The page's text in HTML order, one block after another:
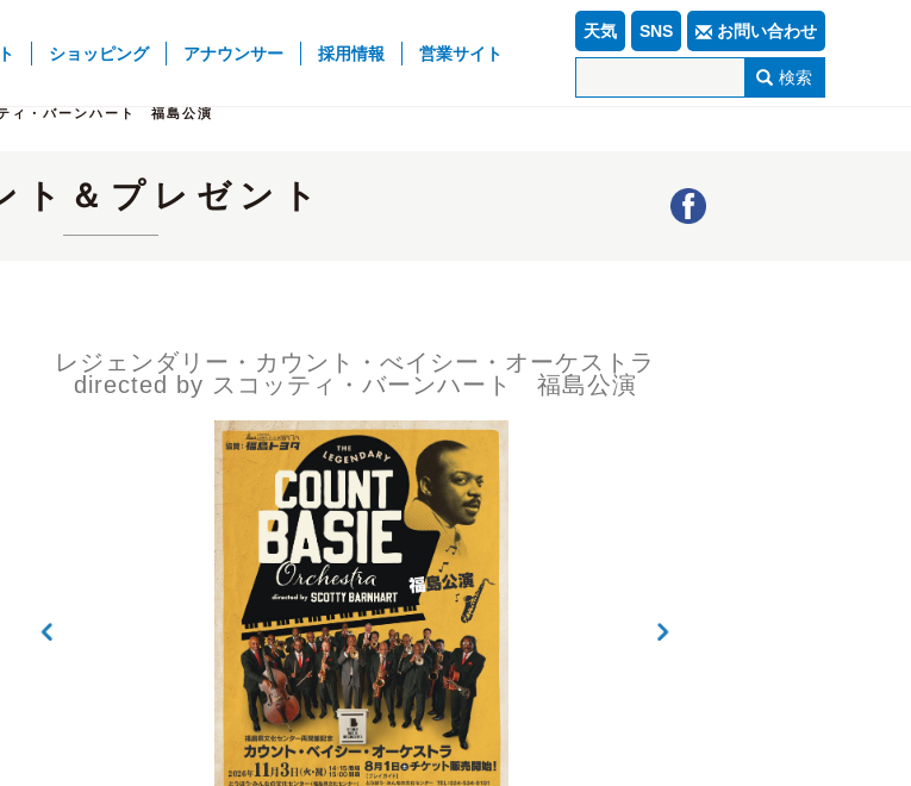
ショッピング アナウンサー 採用情報 営業サイト
天気 SNS お問い合わせ
検索
・バーンハート 福島公演
ト＆プレゼント
レジェンダリー・カウント・べイシー・オーケストラ
directed by スコッティ・バーンハート 福島公演